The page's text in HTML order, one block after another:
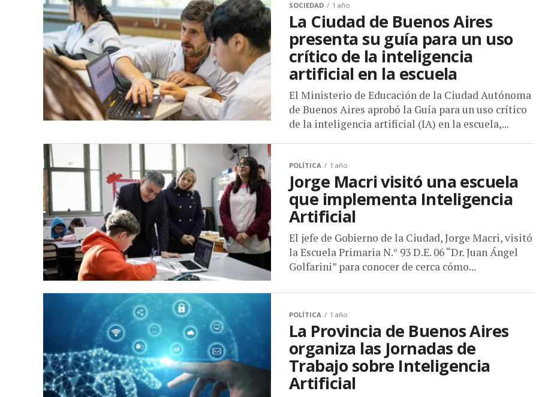
SOCIEDAD 1 año
La Ciudad de Buenos Aires
presenta su guía para un uso
crítico de la inteligencia
artificial en la escuela
El Ministerio de Educación de la Ciudad Autónoma
de Buenos Aires aprobó la Guía para un uso crítico
de la inteligencia artificial (IA) en la escuela,...
POLÍTICA 1 año
Jorge Macri visitó una escuela
que implementa Inteligencia
Artificial
El jefe de Gobierno de la Ciudad, Jorge Macri, visitó
la Escuela Primaria N.° 93 D.E. 06 “Dr. Juan Ángel
Golfarini” para conocer de cerca cómo...
POLÍTICA 1 año
La Provincia de Buenos Aires
organiza las Jornadas de
Trabajo sobre Inteligencia
Artificial